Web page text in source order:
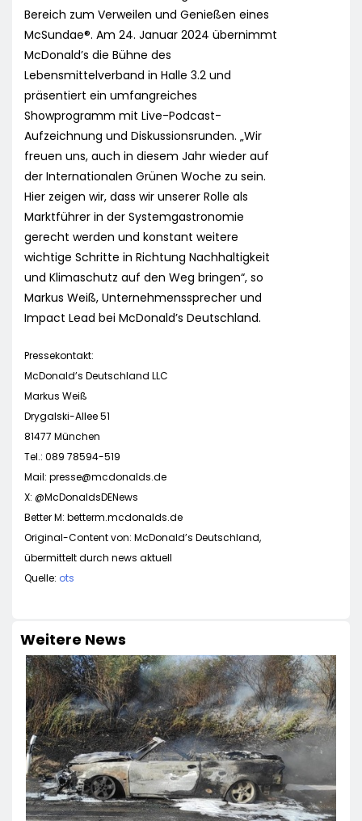
Bereich zum Verweilen und Genießen eines
McSundae®. Am 24. Januar 2024 übernimmt
McDonald’s die Bühne des
Lebensmittelverband in Halle 3.2 und
präsentiert ein umfangreiches
Showprogramm mit Live-Podcast-
Aufzeichnung und Diskussionsrunden. „Wir
freuen uns, auch in diesem Jahr wieder auf
der Internationalen Grünen Woche zu sein.
Hier zeigen wir, dass wir unserer Rolle als
Marktführer in der Systemgastronomie
gerecht werden und konstant weitere
wichtige Schritte in Richtung Nachhaltigkeit
und Klimaschutz auf den Weg bringen“, so
Markus Weiß, Unternehmenssprecher und
Impact Lead bei McDonald’s Deutschland.
Pressekontakt:
McDonald’s Deutschland LLC
Markus Weiß
Drygalski-Allee 51
81477 München
Tel.: 089 78594-519
Mail: presse@mcdonalds.de
X: @McDonaldsDENews
Better M: betterm.mcdonalds.de
Original-Content von: McDonald’s Deutschland,
übermittelt durch news aktuell
Quelle: ots
Weitere News